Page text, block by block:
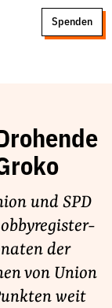
Spenden
und SPD
der
von Union
weit